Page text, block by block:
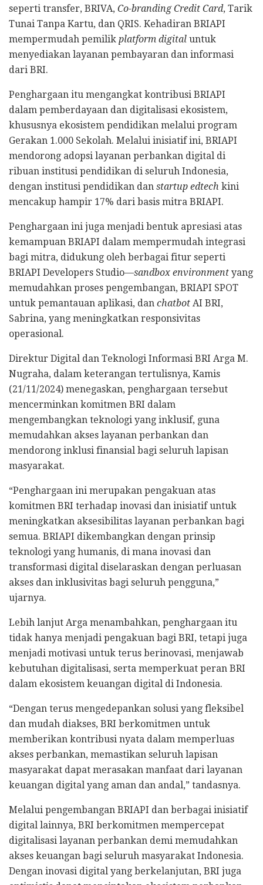
seperti transfer, BRIVA, Co-branding Credit Card, Tarik
Tunai Tanpa Kartu, dan QRIS. Kehadiran BRIAPI
mempermudah pemilik platform digital untuk
menyediakan layanan pembayaran dan informasi
dari BRI.
Penghargaan itu mengangkat kontribusi BRIAPI
dalam pemberdayaan dan digitalisasi ekosistem,
khususnya ekosistem pendidikan melalui program
Gerakan 1.000 Sekolah. Melalui inisiatif ini, BRIAPI
mendorong adopsi layanan perbankan digital di
ribuan institusi pendidikan di seluruh Indonesia,
dengan institusi pendidikan dan startup edtech kini
mencakup hampir 17% dari basis mitra BRIAPI.
Penghargaan ini juga menjadi bentuk apresiasi atas
kemampuan BRIAPI dalam mempermudah integrasi
bagi mitra, didukung oleh berbagai fitur seperti
BRIAPI Developers Studio—sandbox environment yang
memudahkan proses pengembangan, BRIAPI SPOT
untuk pemantauan aplikasi, dan chatbot AI BRI,
Sabrina, yang meningkatkan responsivitas
operasional.
Direktur Digital dan Teknologi Informasi BRI Arga M.
Nugraha, dalam keterangan tertulisnya, Kamis
(21/11/2024) menegaskan, penghargaan tersebut
mencerminkan komitmen BRI dalam
mengembangkan teknologi yang inklusif, guna
memudahkan akses layanan perbankan dan
mendorong inklusi finansial bagi seluruh lapisan
masyarakat.
“Penghargaan ini merupakan pengakuan atas
komitmen BRI terhadap inovasi dan inisiatif untuk
meningkatkan aksesibilitas layanan perbankan bagi
semua. BRIAPI dikembangkan dengan prinsip
teknologi yang humanis, di mana inovasi dan
transformasi digital diselaraskan dengan perluasan
akses dan inklusivitas bagi seluruh pengguna,”
ujarnya.
Lebih lanjut Arga menambahkan, penghargaan itu
tidak hanya menjadi pengakuan bagi BRI, tetapi juga
menjadi motivasi untuk terus berinovasi, menjawab
kebutuhan digitalisasi, serta memperkuat peran BRI
dalam ekosistem keuangan digital di Indonesia.
“Dengan terus mengedepankan solusi yang fleksibel
dan mudah diakses, BRI berkomitmen untuk
memberikan kontribusi nyata dalam memperluas
akses perbankan, memastikan seluruh lapisan
masyarakat dapat merasakan manfaat dari layanan
keuangan digital yang aman dan andal,” tandasnya.
Melalui pengembangan BRIAPI dan berbagai inisiatif
digital lainnya, BRI berkomitmen mempercepat
digitalisasi layanan perbankan demi memudahkan
akses keuangan bagi seluruh masyarakat Indonesia.
Dengan inovasi digital yang berkelanjutan, BRI juga